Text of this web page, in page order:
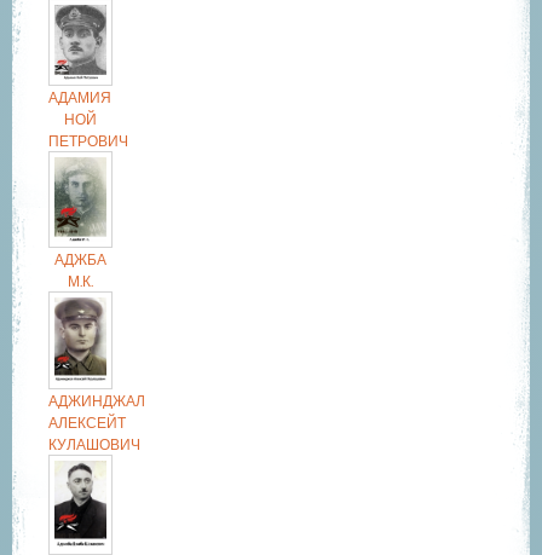
АДАМИЯ
НОЙ
ПЕТРОВИЧ
АДЖБА
М.К.
АДЖИНДЖАЛ
АЛЕКСЕЙТ
КУЛАШОВИЧ